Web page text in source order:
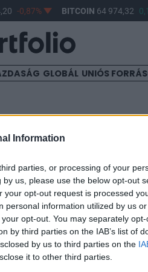
Information
parties, or processing of your
us, please use the below opt-out
opt-out request is processed
personal information utilized by us
opt-out. You may separately
by third parties on the IAB’s list of
by us to third parties on the
it to other third parties.
-0,87% BITCOIN64 974,32
GLOBÁL UNIÓS
megítélése szerint a tegnapinál
ingadozása feltehetően
a Matáv, mely meghúzhatja az